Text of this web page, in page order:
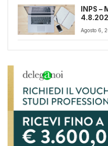
INPS
Agosto 6,